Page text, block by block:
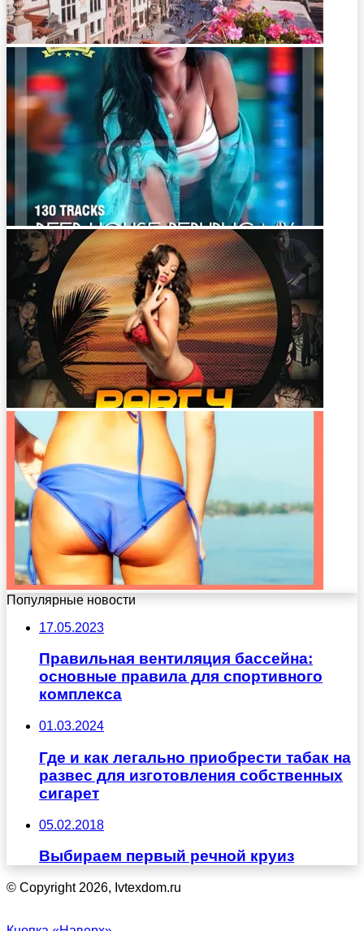
Популярные новости
17.05.2023
Правильная вентиляция бассейна:
основные правила для спортивного
комплекса
01.03.2024
Где и как легально приобрести табак на
развес для изготовления собственных
сигарет
05.02.2018
Выбираем первый речной круиз
© Copyright 2026, Ivtexdom.ru